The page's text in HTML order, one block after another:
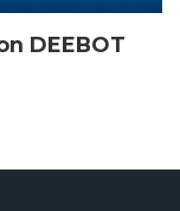
DEEBOT